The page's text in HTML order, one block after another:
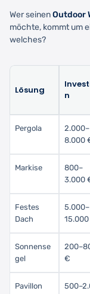
Wer seinenOutdoor
möchte, kommt um
welches?
Lösung
n
Pergola
2.000–
8.000
Markise
800–
3.000
Festes
Dach
5.000–
Sonnense
gel
€
Pavillon